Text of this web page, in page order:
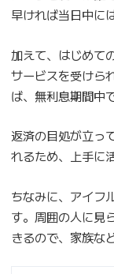
早ければ当日中に
加えて、はじめて
サービスを受けら
ば、無利息期間中
返済の目処が立っ
れるため、上手に
ちなみに、アイフ
す。周囲の人に見
きるので、家族な